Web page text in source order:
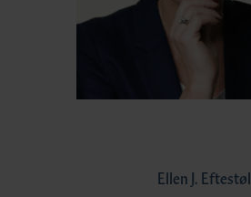
Ellen J. Eftestøl